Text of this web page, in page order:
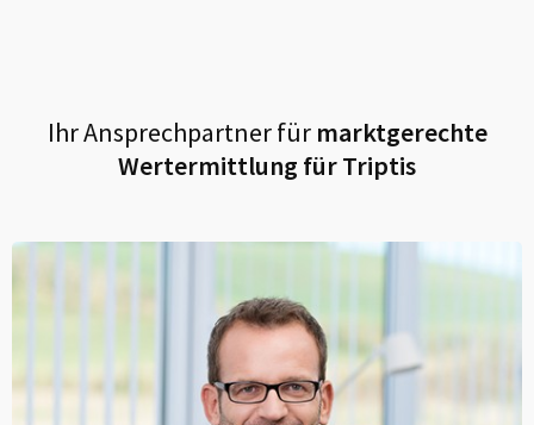
Ihr Ansprechpartner fürmarktgerechte
Wertermittlung fürTriptis